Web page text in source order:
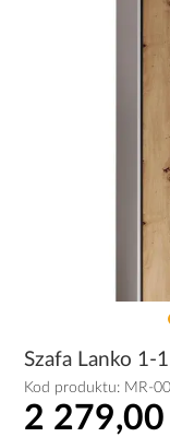
Szafa Lanko 1-
Kod produktu: MR-
2 279,00